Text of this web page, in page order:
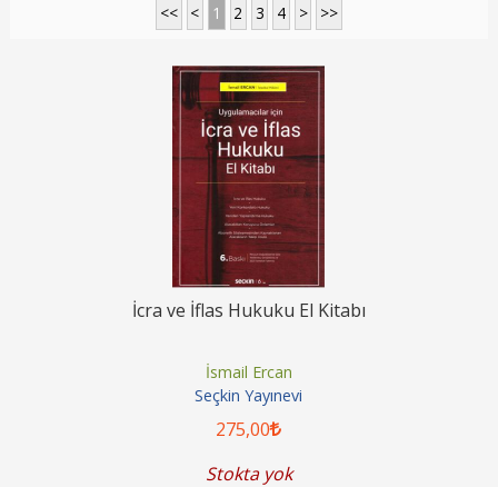
<< < 1 2 3 4 > >>
İcra ve İflas Hukuku El Kitabı
İsmail Ercan
Seçkin Yayınevi
275,00
Stokta yok